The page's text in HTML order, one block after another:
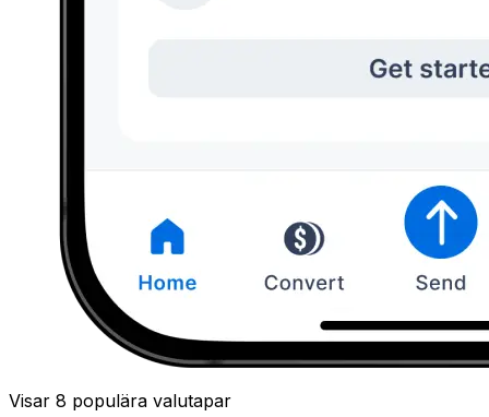
Visar 8 populära valutapar